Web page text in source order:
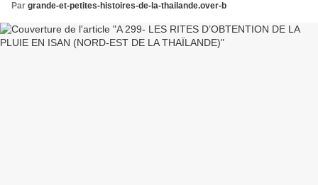
Par grande-et-petites-histoires-de-la-thailande.over-b